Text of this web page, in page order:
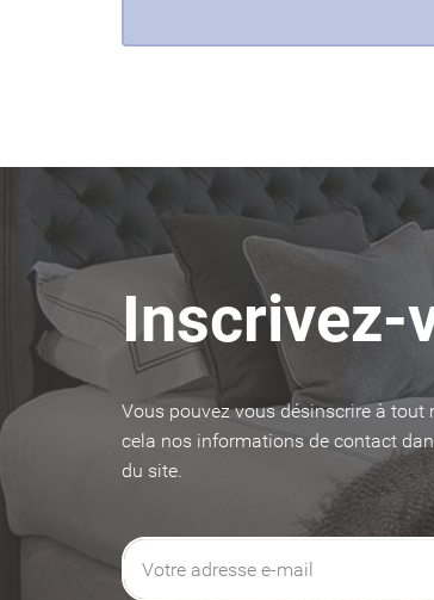
Inscrivez-
Vous pouvez vous désinscrire à tout
cela nos informations de contact
du site.